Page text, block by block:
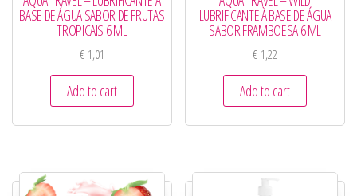
BASE DE ÁGUA SABOR DE FRUTAS
TROPICAIS 6 ML
€1,01
Add to cart
LUBRIFICANTE À BASE DE ÁGUA
SABOR FRAMBOESA 6 ML
€ 1,22
Add to cart